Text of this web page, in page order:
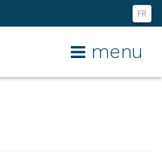
FR
EN
menu